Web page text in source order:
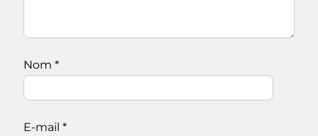
Nom *
E-mail *